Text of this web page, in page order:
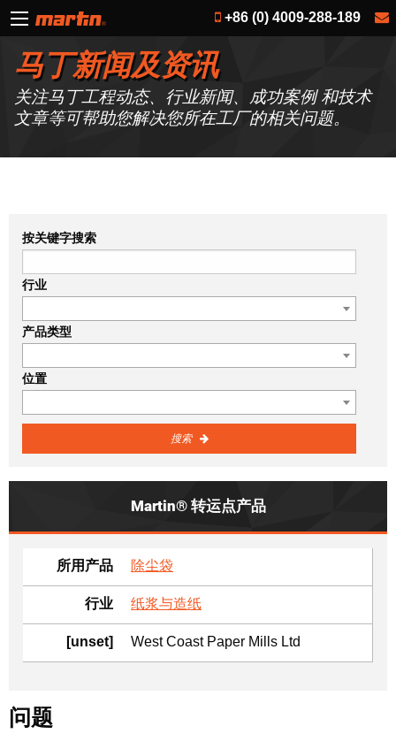
+86 (0) 4009-288-189
马丁新闻及资讯
关注马丁工程动态、行业新闻、成功案例 和技术
文章等可帮助您解决您所在工厂的相关问题。
按关键字搜索
行业
产品类型
位置
搜索
Martin® 转运点产品
所用产品 除尘袋
行业 纸浆与造纸
[unset] West Coast Paper Mills Ltd
问题